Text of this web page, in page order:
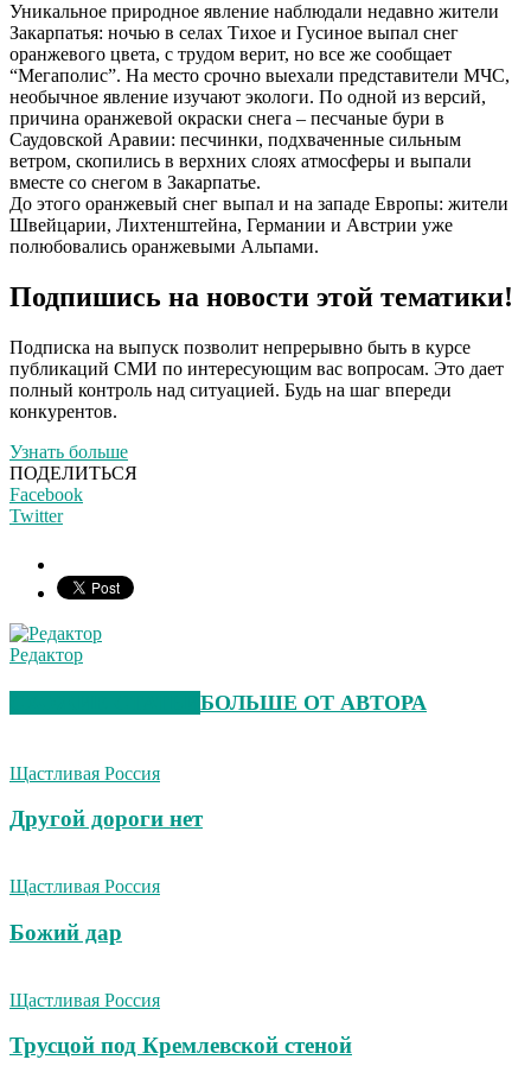
Уникальное природное явление наблюдали недавно жители
Закарпатья: ночью в селах Тихое и Гусиное выпал снег
оранжевого цвета, с трудом верит, но все же сообщает
“Мегаполис”. На место срочно выехали представители МЧС,
необычное явление изучают экологи. По одной из версий,
причина оранжевой окраски снега – песчаные бури в
Саудовской Аравии: песчинки, подхваченные сильным
ветром, скопились в верхних слоях атмосферы и выпали
вместе со снегом в Закарпатье.
До этого оранжевый снег выпал и на западе Европы: жители
Швейцарии, Лихтенштейна, Германии и Австрии уже
полюбовались оранжевыми Альпами.
Подпишись на новости этой тематики!
Подписка на выпуск позволит непрерывно быть в курсе
публикаций СМИ по интересующим вас вопросам. Это дает
полный контроль над ситуацией. Будь на шаг впереди
конкурентов.
Узнать больше
ПОДЕЛИТЬСЯ
Facebook
Twitter
Редактор
БОЛЬШЕ ОТ АВТОРА
Щастливая Россия
Другой дороги нет
Щастливая Россия
Божий дар
Щастливая Россия
Трусцой под Кремлевской стеной